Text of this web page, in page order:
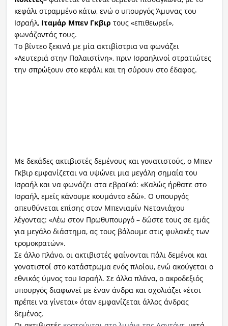
κεφάλι στραμμένο κάτω, ενώ ο υπουργός Άμυνας του
Ισραήλ, Ιταμάρ Μπεν Γκβιρ τους «επιθεωρεί»,
φωνάζοντάς τους.
Το βίντεο ξεκινά με μία ακτιβίστρια να φωνάζει
«Λευτεριά στην Παλαιστίνη», πριν Ισραηλινοί στρατιώτες
την σπρώξουν στο κεφάλι και τη σύρουν στο έδαφος.
Με δεκάδες ακτιβιστές δεμένους και γονατιστούς, ο Μπεν
Γκβιρ εμφανίζεται να υψώνει μια μεγάλη σημαία του
Ισραήλ και να φωνάζει στα εβραϊκά: «Καλώς ήρθατε στο
Ισραήλ, εμείς κάνουμε κουμάντο εδώ». Ο υπουργός
απευθύνεται επίσης στον Μπενιαμίν Νετανιάχου
λέγοντας: «Λέω στον Πρωθυπουργό – δώστε τους σε εμάς
για μεγάλο διάστημα, ας τους βάλουμε στις φυλακές των
τρομοκρατών».
Σε άλλο πλάνο, οι ακτιβιστές φαίνονται πάλι δεμένοι και
γονατιστοί στο κατάστρωμα ενός πλοίου, ενώ ακούγεται ο
εθνικός ύμνος του Ισραήλ. Σε άλλα πλάνα, ο ακροδεξιός
υπουργός διαφωνεί με έναν άνδρα και σχολιάζει «έτσι
πρέπει να γίνεται» όταν εμφανίζεται άλλος άνδρας
δεμένος.